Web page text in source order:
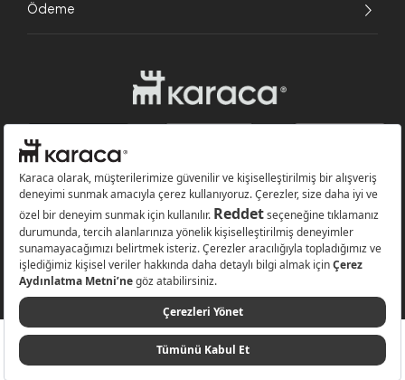
Ödeme
Websitesinde kullanılan bazı görseller yapay zekâ (AI) ile üretilmiştir.
Karaca.com © 2026 - Karaca Züccaciye A.Ş. Tüm hakları saklıdır.